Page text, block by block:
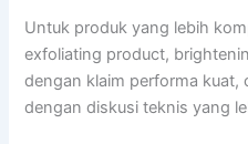
Untuk produk yang lebih
exfoliating product,
dengan klaim performa kuat,
dengan diskusi teknis yang